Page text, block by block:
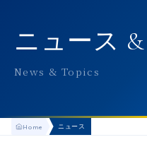
アクセス
スクールライフ
生徒の1日
ニュース
News & Topics
Home ニュース